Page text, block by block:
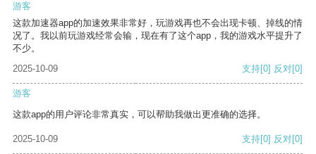
游客
这款加速器app的加速效果非常好，玩游戏再也不会出现卡顿、掉线的情
况了。我以前玩游戏经常会输，现在有了这个app，我的游戏水平提升了
不少。
2025-10-09
支持[0] 反对[0]
游客
这款app的用户评论非常真实，可以帮助我做出更准确的选择。
2025-10-09 支持[0] 反对[0]